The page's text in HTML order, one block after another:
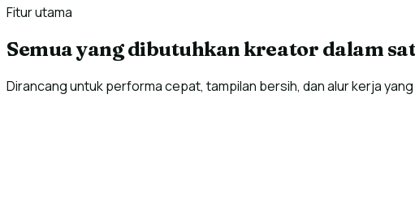
Fitur utama
Semua yang dibutuhkan kreator dalam
Dirancang untuk performa cepat, tampilan bersih, dan alur kerja